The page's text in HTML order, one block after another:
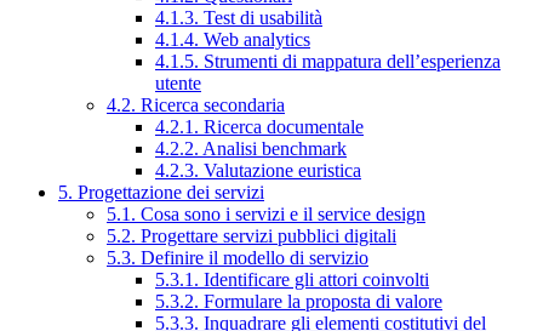
4.1.3. Test di usabilità
4.1.4. Web analytics
4.1.5. Strumenti di mappatura dell’esperienza
utente
4.2. Ricerca secondaria
4.2.1. Ricerca documentale
4.2.2. Analisi benchmark
4.2.3. Valutazione euristica
5. Progettazione dei servizi
5.1. Cosa sono i servizi e il service design
5.2. Progettare servizi pubblici digitali
5.3. Definire il modello di servizio
5.3.1. Identificare gli attori coinvolti
5.3.2. Formulare la proposta di valore
5.3.3. Inquadrare gli elementi costitutivi del